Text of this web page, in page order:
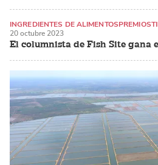
El columnista de Fish Site gana
INGREDIENTES DE ALIMENTOSPREMIOS
20 octubre 2023